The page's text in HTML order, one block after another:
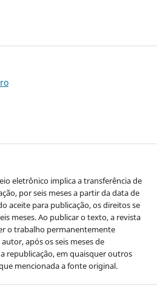
eletrônico implica a transferência de
por seis meses a partir da data de
aceite para publicação, os direitos se
meses. Ao publicar o texto, a revista
o trabalho permanentemente
após os seis meses de
republicação, em quaisquer outros
mencionada a fonte original.